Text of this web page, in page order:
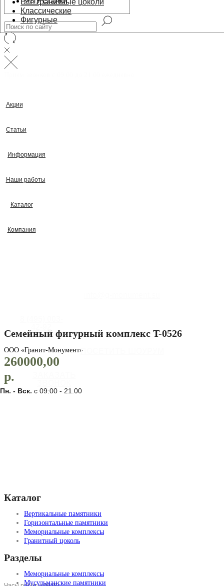
Акции
Статьи
Информация
Наши работы
Каталог
Компания
ПОСЕТИТЬ ШОУРУМ
Пн. - Вск. с 09:00 - 21.00
Все гранитные цоколи
Классические
Фигурные
Семейный фигурный комплекс T-0526
ООО «Гранит-Монумент»
260000,00
р.
Каталог
Вертикальные памятники
Горизонтальные памятники
Мемориальные комплексы
Гранитный цоколь
Разделы
Мемориальные комплексы
Мусульманские памятники